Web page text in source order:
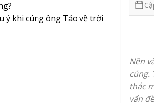
ý khi cúng ông Táo về trời
Nền
cúng.
thắc
vấn